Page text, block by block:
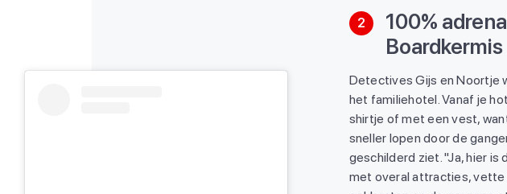
2
100%
Boardkermis
Detectives Gijs en Noortje
het familiehotel. Vanaf je
shirtje of met een vest,
sneller lopen door de
geschilderd ziet. "Ja, hier is
met overal attracties, vette